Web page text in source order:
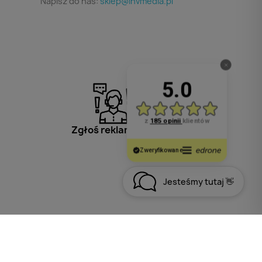
Jesteśmy tutaj 👋
Zgłoś reklamację